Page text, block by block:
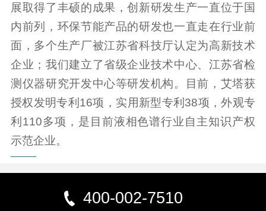
展取得了丰硕的成果，创新研发生产一直位于国
内前列，环保节能产品的研发也一直走在行业前
面，多个生产厂被江苏省科技厅认定为高新技术
企业；我们建立了省级企业技术中心、江苏省检
测仪器研究开发中心等研发机构。目前，艾塔获
授权发明专利16项，实用新型专利38项，外观专
利110多项，是目前液相色谱行业自主知识产权
示范企业。
400-002-7510